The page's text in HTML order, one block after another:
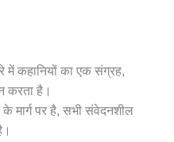
में कहानियों का एक संग्रह,
करता है।
के मार्ग पर है, सभी संवेदनशील